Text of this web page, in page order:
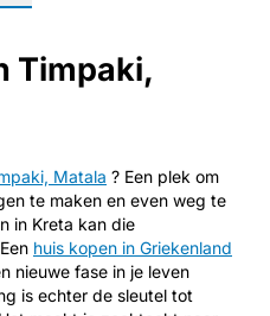
Timpaki,
Matala ? Een plek om
te maken en even weg te
in Kreta kan die
huis kopen in Griekenland
nieuwe fase in je leven
is echter de sleutel tot